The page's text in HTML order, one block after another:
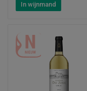
In wijnmand